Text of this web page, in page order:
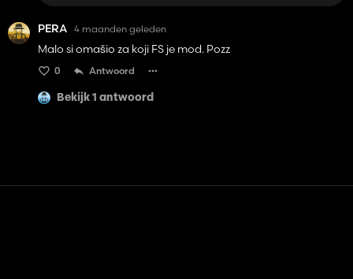
PERA 4 maanden geleden
Malo si omašio za koji FS je mod. Pozz
0 Antwoord
Bekijk 1 antwoord